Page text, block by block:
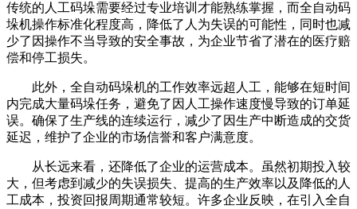
传统的人工码垛需要经过专业培训才能熟练掌握，而全自动码
垛机操作标准化程度高，降低了人为失误的可能性，同时也减
少了因操作不当导致的安全事故，为企业节省了潜在的医疗赔
偿和停工损失。
此外，全自动码垛机的工作效率远超人工，能够在短时间
内完成大量码垛任务，避免了因人工操作速度慢导致的订单延
误。确保了生产线的连续运行，减少了因生产中断造成的交货
延迟，维护了企业的市场信誉和客户满意度。
从长远来看，还降低了企业的运营成本。虽然初期投入较
大，但考虑到减少的失误损失、提高的生产效率以及降低的人
工成本，投资回报周期通常较短。许多企业反映，在引入全自